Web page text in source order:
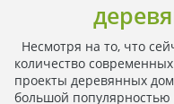
Несмотря на то, что
количество
проекты деревянных
большой